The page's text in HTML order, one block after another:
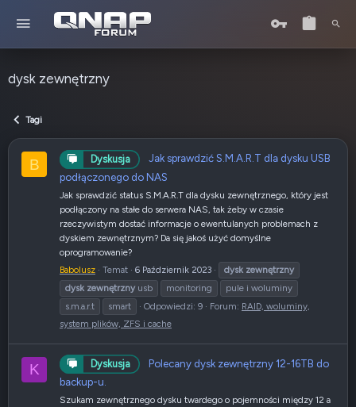
dysk zewnętrzny
Tagi
B Dyskusja
Jak sprawdzić S.M.A.R.T dla dysku USB
podłączonego do NAS
Jak sprawdzić status S.M.A.R.T dla dysku zewnętrznego, który jest
podłączony na stałe do serwera NAS, tak żeby w czasie
rzeczywistym dostać informacje o ewentulanych problemach z
dyskiem zewnętrznym? Da się jakoś użyć domyślne
oprogramowanie?
Babolusz
Temat 6 Październik 2023 dysk zewnętrzny
dysk zewnętrzny usb monitoring
pule i woluminy
s.m.a.r.t
smart Odpowiedzi: 9 Forum: RAID, woluminy,
system plików, ZFS i cache
K Dyskusja
Polecany dysk zewnętrzny 12-16TB do
backup-u.
Szukam zewnętrznego dysku twardego o pojemności między 12 a